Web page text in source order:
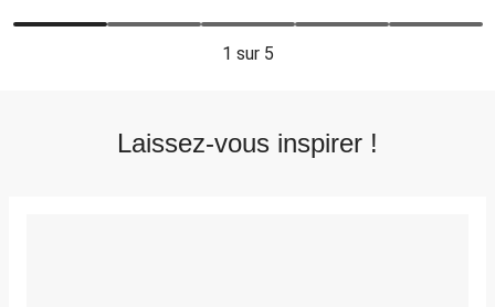
1 sur 5
Laissez-vous inspirer !